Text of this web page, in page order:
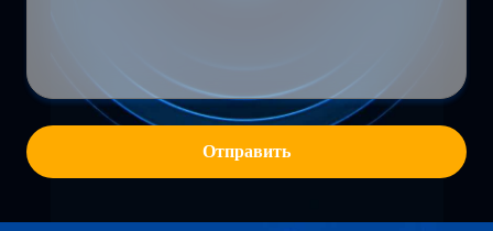
Отправить